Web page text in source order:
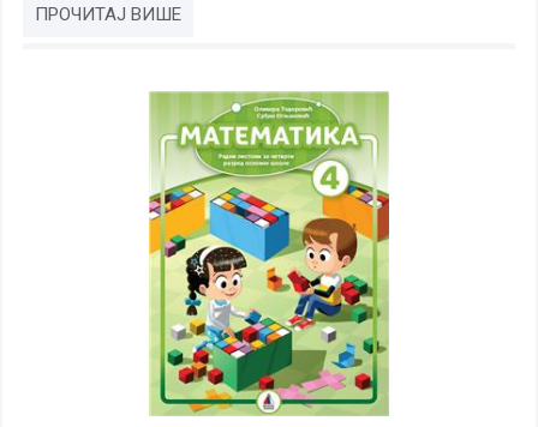
ПРОЧИТАЈ ВИШЕ